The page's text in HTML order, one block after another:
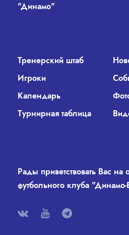
"Динамо"
Тренерский штаб
Игроки
Календарь
Турнирная таблица
Рады приветствовать Вас на
футбольного клуба